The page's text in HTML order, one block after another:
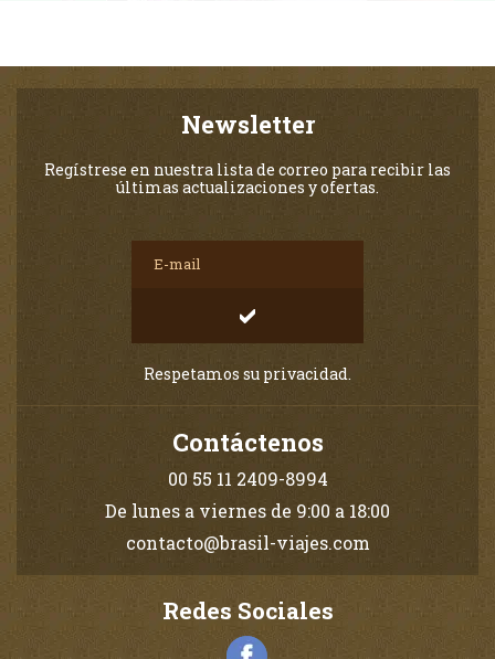
Newsletter
Regístrese en nuestra lista de correo para recibir las
últimas actualizaciones y ofertas.
Respetamos su privacidad.
Contáctenos
00 55 11 2409-8994
De lunes a viernes de 9:00 a 18:00
contacto@brasil-viajes.com
Redes Sociales